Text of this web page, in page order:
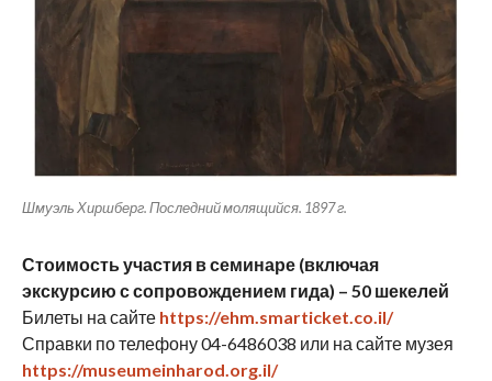
Шмуэль Хиршберг. Последний молящийся. 1897 г.
Стоимость участия в семинаре (включая
экскурсию с сопровождением гида) – 50 шекелей
Билеты на сайте https://ehm.smarticket.co.il/
Справки по телефону 04-6486038 или на сайте музея
https://museumeinharod.org.il/